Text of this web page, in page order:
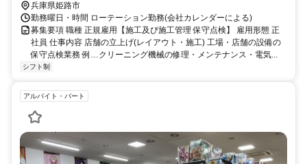
兵庫県姫路市
勤務曜日・時間 ローテーション勤務(会社カレンダーによる)
募集要項 職種 正規雇用【施工及び施工管理 保守点検】 雇用形態 正
社員 仕事内容 店舗の立上げ(レイアウト・施工) 工場・店舗の設備の
保守点検業務 例…クリーニング機械の修理・メンテナンス・電気...
シフト制
アルバイト・パート